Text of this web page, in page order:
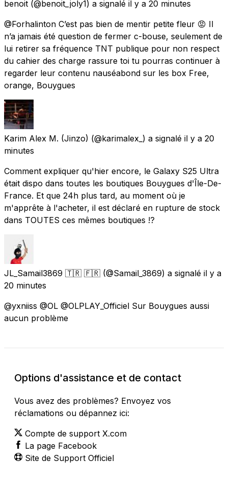
benoit (@benoit_joly1) a signalé il y a 20 minutes
@Forhalinton C’est pas bien de mentir petite fleur 😡 Il
n’a jamais été question de fermer c-bouse, seulement de
lui retirer sa fréquence TNT publique pour non respect
du cahier des charge rassure toi tu pourras continuer à
regarder leur contenu nauséabond sur les box Free,
orange, Bouygues
Karim Alex M. (Jinzo) (@karimalex_) a signalé il y a 20
minutes
Comment expliquer qu'hier encore, le Galaxy S25 Ultra
était dispo dans toutes les boutiques Bouygues d'Île-De-
France. Et que 24h plus tard, au moment où je
m'apprête à l'acheter, il est déclaré en rupture de stock
dans TOUTES ces mêmes boutiques !?
JL_Samail3869 🇹🇷 🇫🇷 (@Samail_3869) a signalé il y a
20 minutes
@yxniiss @OL @OLPLAY_Officiel Sur Bouygues aussi
aucun problème
Options d'assistance et de contact
Vous avez des problèmes? Envoyez vos
réclamations ou dépannez ici:
Compte de support X.com
La page Facebook
Site de Support Officiel